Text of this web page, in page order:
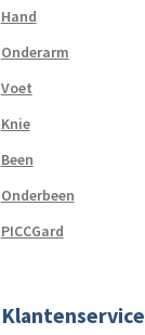
Hand
Onderarm
Voet
Knie
Been
Onderbeen
PICCGard
Klantenservice